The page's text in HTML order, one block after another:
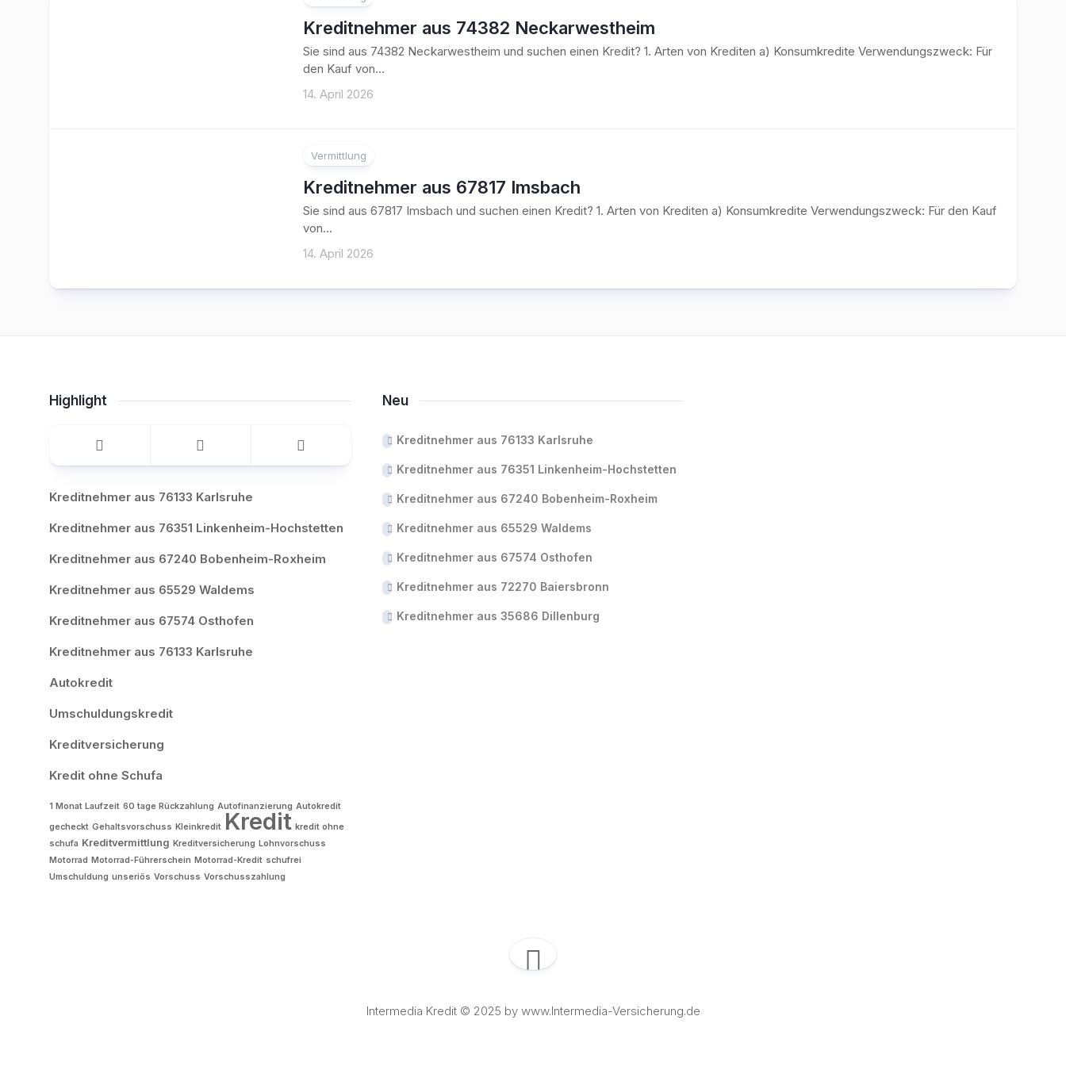
Kreditnehmer aus 74382 Neckarwestheim
Sie sind aus 74382 Neckarwestheim und suchen einen Kredit? 1. Arten von Krediten a) Konsumkredite Verwendungszweck: Für
den Kauf von...
14. April 2026
Vermittlung
Kreditnehmer aus 67817 Imsbach
Sie sind aus 67817 Imsbach und suchen einen Kredit? 1. Arten von Krediten a) Konsumkredite Verwendungszweck: Für den Kauf
von...
14. April 2026
Highlight
Kreditnehmer aus 76133 Karlsruhe
Kreditnehmer aus 76351 Linkenheim-Hochstetten
Kreditnehmer aus 67240 Bobenheim-Roxheim
Kreditnehmer aus 65529 Waldems
Kreditnehmer aus 67574 Osthofen
Kreditnehmer aus 76133 Karlsruhe
Autokredit
Umschuldungskredit
Kreditversicherung
Kredit ohne Schufa
1 Monat Laufzeit 60 tage Rückzahlung Autofinanzierung Autokredit
gecheckt Gehaltsvorschuss Kleinkredit Kredit kredit ohne
schufa Kreditvermittlung Kreditversicherung Lohnvorschuss
Motorrad Motorrad-Führerschein Motorrad-Kredit schufrei
Umschuldung unseriös Vorschuss Vorschusszahlung
Neu
Kreditnehmer aus 76133 Karlsruhe
Kreditnehmer aus 76351 Linkenheim-Hochstetten
Kreditnehmer aus 67240 Bobenheim-Roxheim
Kreditnehmer aus 65529 Waldems
Kreditnehmer aus 67574 Osthofen
Kreditnehmer aus 72270 Baiersbronn
Kreditnehmer aus 35686 Dillenburg
Intermedia Kredit © 2025 by www.Intermedia-Versicherung.de